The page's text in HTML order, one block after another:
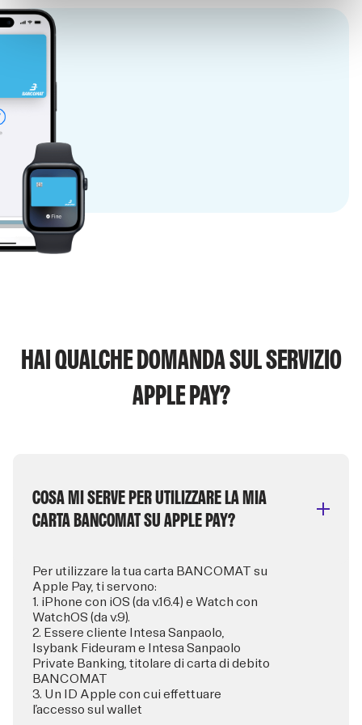
HAI QUALCHE DOMANDA SUL SERVIZIO
APPLE PAY?
COSA MI SERVE PER UTILIZZARE LA MIA
CARTA BANCOMAT SU APPLE PAY?
Per utilizzare la tua carta BANCOMAT su
Apple Pay, ti servono:
1. iPhone con iOS (da v.16.4) e Watch con
WatchOS (da v.9).
2. Essere cliente Intesa Sanpaolo,
Isybank Fideuram e Intesa Sanpaolo
Private Banking, titolare di carta di debito
BANCOMAT
3. Un ID Apple con cui effettuare
l’accesso sul wallet